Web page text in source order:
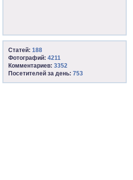
Статей: 188
Фотографий: 4211
Комментариев: 3352
Посетителей за день: 753